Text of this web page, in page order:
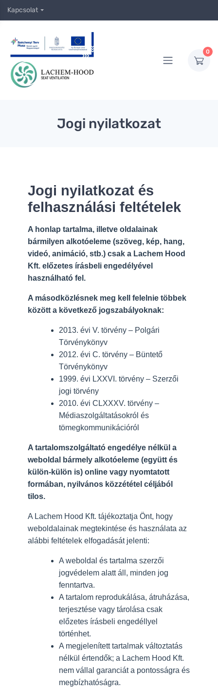
Kapcsolat
0
Jogi nyilatkozat
Jogi nyilatkozat és
felhasználási feltételek
A honlap tartalma, illetve oldalainak
bármilyen alkotóeleme (szöveg, kép, hang,
videó, animáció, stb.) csak a Lachem Hood
Kft. előzetes írásbeli engedélyével
használható fel.
A másodközlésnek meg kell felelnie többek
között a következő jogszabályoknak:
2013. évi V. törvény – Polgári
Törvénykönyv
2012. évi C. törvény – Büntető
Törvénykönyv
1999. évi LXXVI. törvény – Szerzői
jogi törvény
2010. évi CLXXXV. törvény –
Médiaszolgáltatásokról és
tömegkommunikációról
A tartalomszolgáltató engedélye nélkül a
weboldal bármely alkotóeleme (együtt és
külön-külön is) online vagy nyomtatott
formában, nyilvános közzététel céljából
tilos.
A Lachem Hood Kft. tájékoztatja Önt, hogy
weboldalainak megtekintése és használata az
alábbi feltételek elfogadását jelenti:
A weboldal és tartalma szerzői
jogvédelem alatt áll, minden jog
fenntartva.
A tartalom reprodukálása, átruházása,
terjesztése vagy tárolása csak
előzetes írásbeli engedéllyel
történhet.
A megjelenített tartalmak változtatás
nélkül értendők; a Lachem Hood Kft.
nem vállal garanciát a pontosságra és
megbízhatóságra.